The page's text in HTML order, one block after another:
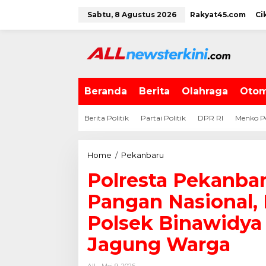
w
Sabtu, 8 Agustus 2026 Rakyat45.com
Beranda Berita Olahraga
Berita Politik Partai Politik DPR RI Menko
Home / Pekanbaru
l
s
t
a
Polresta
Pangan
Polsek
Jagung Warga